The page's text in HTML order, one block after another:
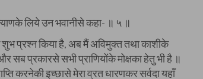
लिये उन भवानीसे कहा- ॥ ५ ॥
प्रश्न किया है, अब मैं अविमुक्त तथा काशीके
सब प्रकारसे सभी प्राणियोंके मोक्षका हेतु भी है ॥
करनेकी इच्छासे मेरा व्रत धारणकर सर्वदा यहाँ